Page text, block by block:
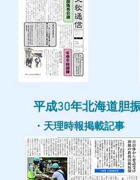
平成30年北海道胆
・​天理時報掲載記事